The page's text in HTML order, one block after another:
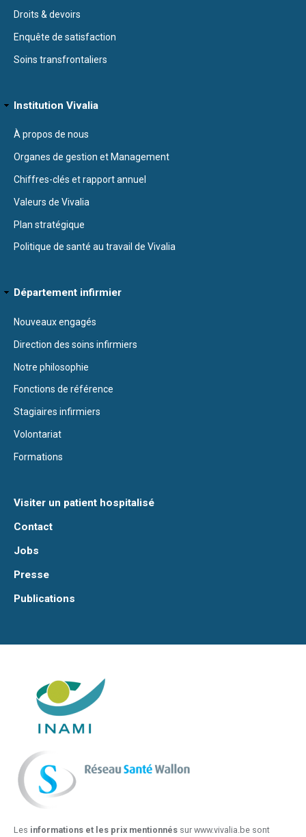
Droits & devoirs
Enquête de satisfaction
Soins transfrontaliers
Institution Vivalia
À propos de nous
Organes de gestion et Management
Chiffres-clés et rapport annuel
Valeurs de Vivalia
Plan stratégique
Politique de santé au travail de Vivalia
Département infirmier
Nouveaux engagés
Direction des soins infirmiers
Notre philosophie
Fonctions de référence
Stagiaires infirmiers
Volontariat
Formations
Visiter un patient hospitalisé
Contact
Jobs
Presse
Publications
Les informations et les prix mentionnés sur www.vivalia.be sont